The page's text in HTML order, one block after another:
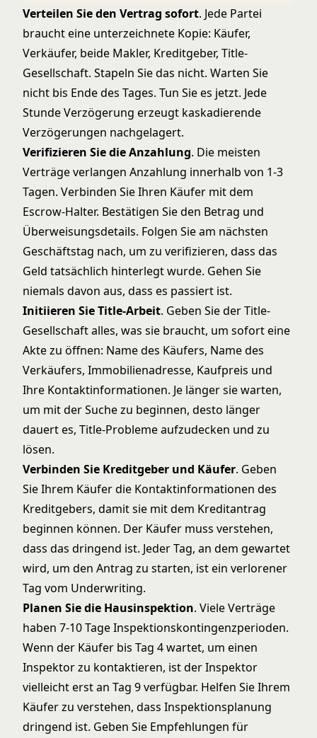
Verteilen Sie den Vertrag sofort. Jede Partei
braucht eine unterzeichnete Kopie: Käufer,
Verkäufer, beide Makler, Kreditgeber, Title-
Gesellschaft. Stapeln Sie das nicht. Warten Sie
nicht bis Ende des Tages. Tun Sie es jetzt. Jede
Stunde Verzögerung erzeugt kaskadierende
Verzögerungen nachgelagert.
Verifizieren Sie die Anzahlung. Die meisten
Verträge verlangen Anzahlung innerhalb von 1-3
Tagen. Verbinden Sie Ihren Käufer mit dem
Escrow-Halter. Bestätigen Sie den Betrag und
Überweisungsdetails. Folgen Sie am nächsten
Geschäftstag nach, um zu verifizieren, dass das
Geld tatsächlich hinterlegt wurde. Gehen Sie
niemals davon aus, dass es passiert ist.
Initiieren Sie Title-Arbeit. Geben Sie der Title-
Gesellschaft alles, was sie braucht, um sofort eine
Akte zu öffnen: Name des Käufers, Name des
Verkäufers, Immobilienadresse, Kaufpreis und
Ihre Kontaktinformationen. Je länger sie warten,
um mit der Suche zu beginnen, desto länger
dauert es, Title-Probleme aufzudecken und zu
lösen.
Verbinden Sie Kreditgeber und Käufer. Geben
Sie Ihrem Käufer die Kontaktinformationen des
Kreditgebers, damit sie mit dem Kreditantrag
beginnen können. Der Käufer muss verstehen,
dass das dringend ist. Jeder Tag, an dem gewartet
wird, um den Antrag zu starten, ist ein verlorener
Tag vom Underwriting.
Planen Sie die Hausinspektion. Viele Verträge
haben 7-10 Tage Inspektionskontingenzperioden.
Wenn der Käufer bis Tag 4 wartet, um einen
Inspektor zu kontaktieren, ist der Inspektor
vielleicht erst an Tag 9 verfügbar. Helfen Sie Ihrem
Käufer zu verstehen, dass Inspektionsplanung
dringend ist. Geben Sie Empfehlungen für